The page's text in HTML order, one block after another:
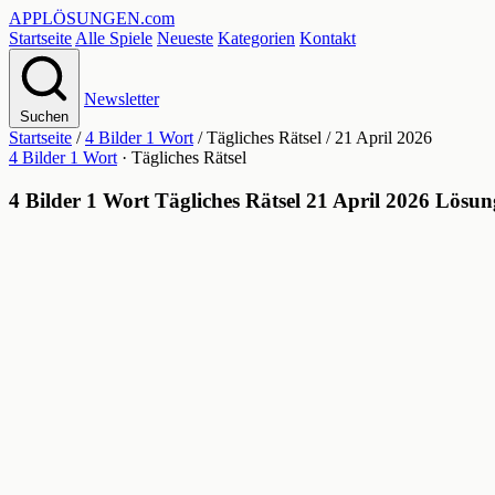
APPLÖSUNGEN.com
Startseite Alle Spiele Neueste Kategorien Kontakt
Suchen
Newsletter
Startseite / 4 Bilder 1 Wort / Tägliches Rätsel / 21 April 2026
4 Bilder 1 Wort · Tägliches Rätsel
4 Bilder 1 Wort Tägliches Rätsel 21 April 2026